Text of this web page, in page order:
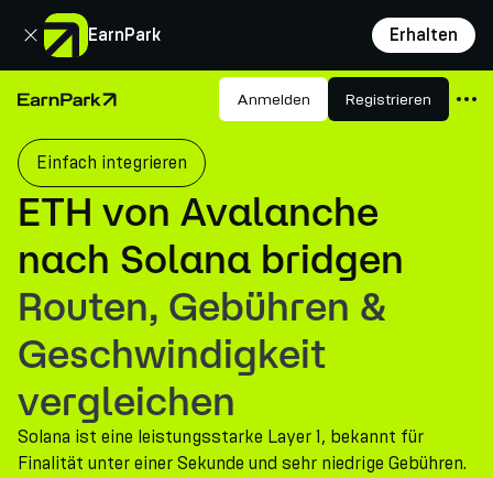
EarnPark Erhalten
Schließen
Startseite Anmelden Registrieren
Produkte
Märkte
Rechner
PARK Token
Ressourcen
Unternehmen
Einfach integrieren
ETH von Avalanche
nach Solana bridgen
Routen, Gebühren &
Geschwindigkeit
vergleichen
Solana ist eine leistungsstarke Layer 1, bekannt für
Finalität unter einer Sekunde und sehr niedrige Gebühren.